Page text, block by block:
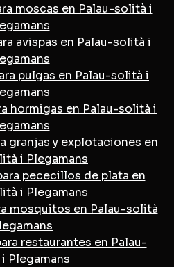
moscas en Palau-solità i
avispas en Palau-solità i
pulgas en Palau-solità i
hormigas en Palau-solità i
granjas y explotaciones en
i Plegamans
pececillos de plata en
i Plegamans
mosquitos en Palau-solità
restaurantes en Palau-
Plegamans